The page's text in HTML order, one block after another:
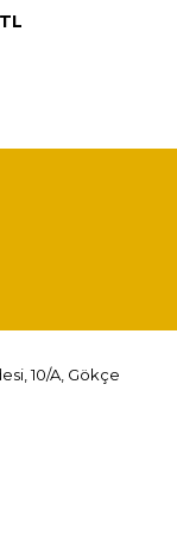
10/A, Gökçe